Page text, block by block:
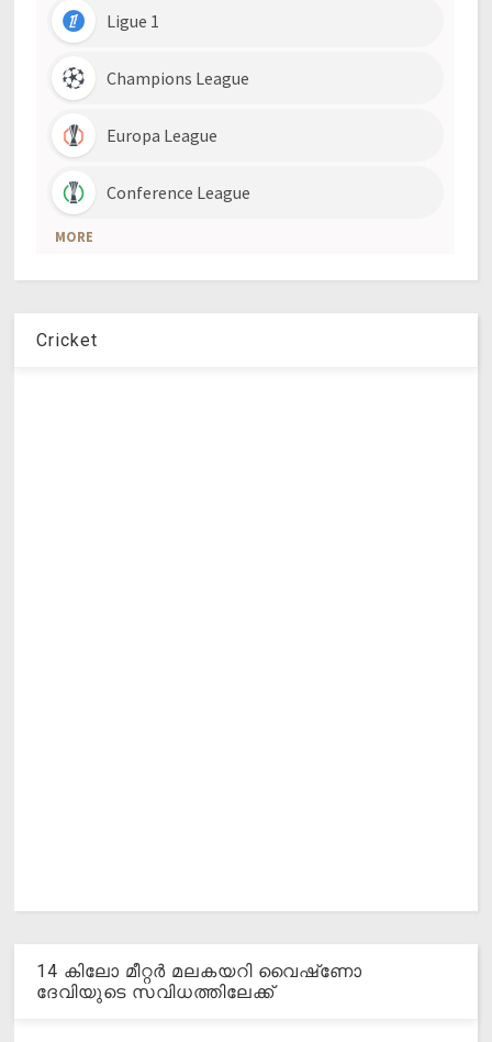
Cricket
14 കിലോ മീറ്റര്‍ മലകയറി വൈഷ്‌ണോ
ദേവിയുടെ സവിധത്തിലേക്ക്